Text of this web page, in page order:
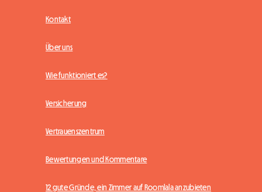
Kontakt
Über uns
Wie funktioniert es?
Versicherung
Vertrauenszentrum
Bewertungen und Kommentare
12 gute Gründe, ein Zimmer auf Roomlala anzubieten